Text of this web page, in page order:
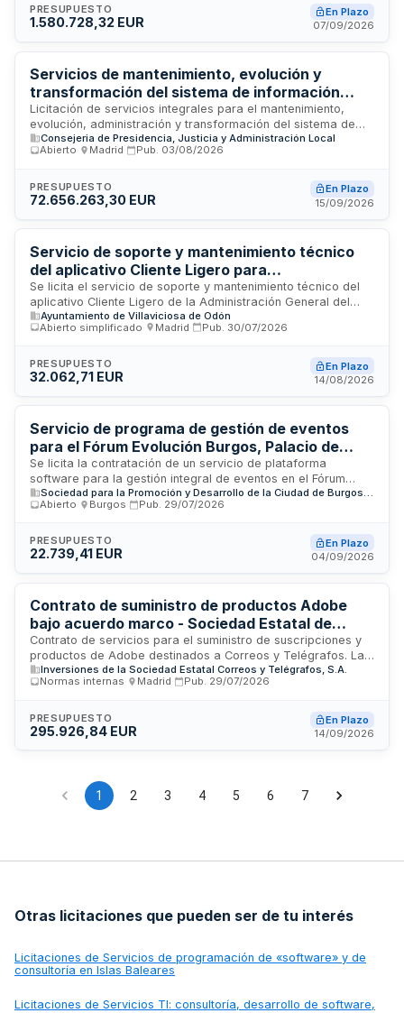
oncología, conforme a los requisitos técnicos y
administrativos establecidos en los pliegos de
PRESUPUESTO
1.580.728,32 EUR
En Plazo
07/09/2026
Servicios de mantenimiento, evolución y
transformación del sistema de información
NEXUS ECCL de la Comunidad de Madrid
Licitación de servicios integrales para el mantenimiento,
evolución, administración y transformación del sistema de
información NEXUS ECCL de la Comunidad de Madrid. El
contrato comprende atención especializada a usuarios,
económico-presupuestaria, financiera, contratación pública,
compras y logística sobre plataforma SAP, así como
estructura en dos lotes diferenciados: el primero dedicado a
servicios continuos de mantenimiento y evolución, y el
segundo enfocado en transformación y revisión de
procesos.
Consejeria de Presidencia, Justicia y Administración Local
Abierto
Madrid Pub. 03/08/2026
PRESUPUESTO
72.656.263,30 EUR
En Plazo
15/09/2026
Servicio de soporte y mantenimiento técnico
del aplicativo Cliente Ligero para
intermediación de datos municipales
Se licita el servicio de soporte y mantenimiento técnico del
aplicativo Cliente Ligero de la Administración General del
Estado, instalado en el Ayuntamiento, necesario para
acceder a datos intermediados a través de la Plataforma de
mantenimiento correctivo que garantiza la operatividad del
aplicativo desde los puntos de vista funcional, tecnológico y
afecten al normal funcionamiento de la aplicación y sus
servicios consumidores.
Ayuntamiento de Villaviciosa de Odón
Abierto simplificado
Madrid Pub. 30/07/2026
PRESUPUESTO
32.062,71 EUR
En Plazo
14/08/2026
Servicio de programa de gestión de eventos
para el Fórum Evolución Burgos, Palacio de
Congresos y Auditorio
Se licita la contratación de un servicio de plataforma
software para la gestión integral de eventos en el Fórum
Evolución Burgos. El sistema, modalidad SaaS, proporciona
funcionalidades de reserva de espacios y recursos,
costos, gestión de proveedores y módulos de calidad ISO
9000. La plataforma permite el acceso mediante navegador
seguimiento operativo, comercial y analítico de la actividad
del centro de congresos y auditorio.
Sociedad para la Promoción y Desarrollo de la Ciudad de Burgos S.A.
Abierto
Burgos Pub. 29/07/2026
PRESUPUESTO
22.739,41 EUR
En Plazo
04/09/2026
Contrato de suministro de productos Adobe
bajo acuerdo marco - Sociedad Estatal de
Correos y Telégrafos
Contrato de servicios para el suministro de suscripciones y
productos de Adobe destinados a Correos y Telégrafos. La
prestación abarca la comercialización, mantenimiento y
soporte técnico de las soluciones Adobe, ejecutándose de
acreditar su condición de partner o distribuidor autorizado
por Adobe, con una duración de tres años desde la
Inversiones de la Sociedad Estatal Correos y Telégrafos, S.A.
Normas internas
Madrid Pub. 29/07/2026
PRESUPUESTO
295.926,84 EUR
En Plazo
14/09/2026
1 2 3 4 5 6 7
Otras licitaciones que pueden ser de tu interés
Licitaciones de Servicios de programación de «software» y de
consultoría en Islas Baleares
Licitaciones de Servicios TI: consultoría, desarrollo de software,